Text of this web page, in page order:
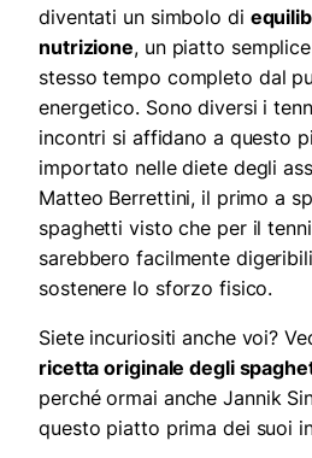
diventati un simbolo di
nutrizione, un piatto
stesso tempo completo dal
energetico. Sono diversi i
incontri si affidano a questo
importato nelle diete degli
Matteo Berrettini, il primo a
spaghetti visto che per il
sarebbero facilmente
sostenere lo sforzo fisico.
Siete incuriositi anche voi?
ricetta originale degli
perché ormai anche Jannik
questo piatto prima dei suoi